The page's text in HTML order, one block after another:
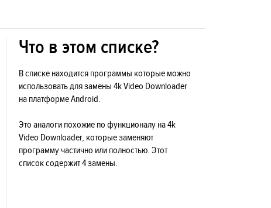
Что в этом списке?
В списке находится программы которые можно
использовать для замены 4k Video Downloader
на платформе Android.
Это аналоги похожие по функционалу на 4k
Video Downloader, которые заменяют
программу частично или полностью. Этот
список содержит 4 замены.